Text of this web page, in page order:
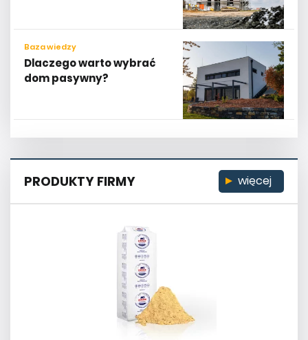
Baza wiedzy
Dlaczego warto wybrać
dom pasywny?
PRODUKTY FIRMY więcej